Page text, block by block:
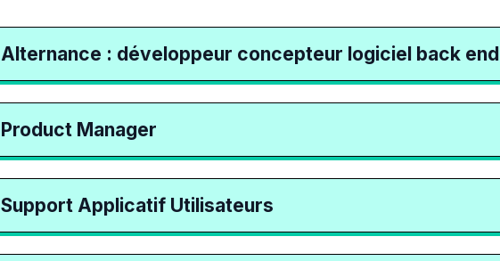
Alternance : développeur concepteur logiciel back end
Product Manager
Support Applicatif Utilisateurs